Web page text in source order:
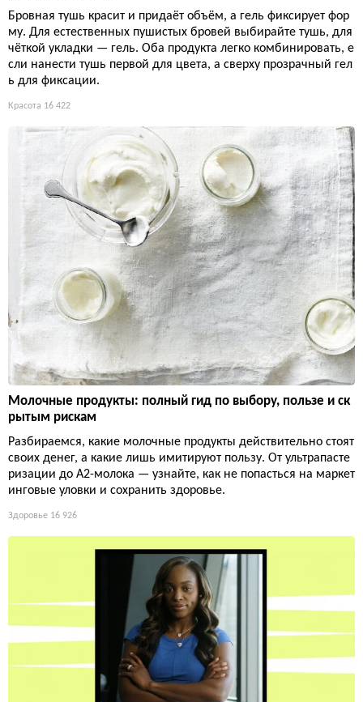
Бровная тушь красит и придаёт объём, а гель фиксирует фор
му. Для естественных пушистых бровей выбирайте тушь, для
чёткой укладки — гель. Оба продукта легко комбинировать, е
сли нанести тушь первой для цвета, а сверху прозрачный гел
ь для фиксации.
Красота 16 422
Молочные продукты: полный гид по выбору, пользе и ск
рытым рискам
Разбираемся, какие молочные продукты действительно стоят
своих денег, а какие лишь имитируют пользу. От ультрапасте
ризации до А2-молока — узнайте, как не попасться на маркет
инговые уловки и сохранить здоровье.
Здоровье 16 926